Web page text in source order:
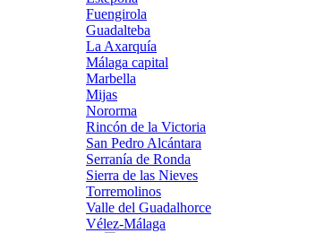
Fuengirola
Guadalteba
La Axarquía
Málaga capital
Marbella
Mijas
Nororma
Rincón de la Victoria
San Pedro Alcántara
Serranía de Ronda
Sierra de las Nieves
Torremolinos
Valle del Guadalhorce
Vélez-Málaga